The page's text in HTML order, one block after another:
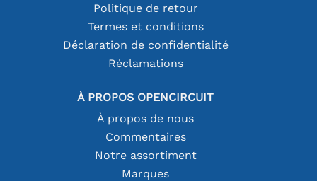
Politique de retour
Termes et conditions
Déclaration de confidentialité
Réclamations
À PROPOS OPENCIRCUIT
À propos de nous
Commentaires
Notre assortiment
Marques